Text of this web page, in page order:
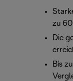
zu 60
Die
Bis